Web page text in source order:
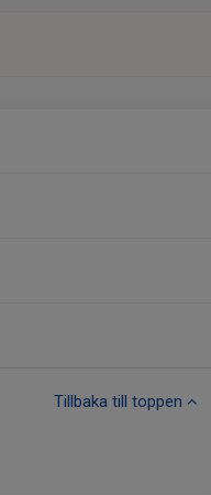
Tillbaka till toppen